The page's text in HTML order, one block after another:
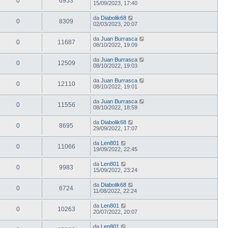
15/09/2023, 17:40
0 8309 da Diabolik68
02/03/2023, 20:07
0 11687 da Juan Burrasca
08/10/2022, 19:09
0 12509 da Juan Burrasca
08/10/2022, 19:03
0 12110 da Juan Burrasca
08/10/2022, 19:01
0 11556 da Juan Burrasca
08/10/2022, 18:59
0 8695 da Diabolik68
29/09/2022, 17:07
0 11066 da Len801
19/09/2022, 22:45
0 9983 da Len801
15/09/2022, 23:24
0 6724 da Diabolik68
11/08/2022, 22:24
0 10263 da Len801
20/07/2022, 20:07
da Len801